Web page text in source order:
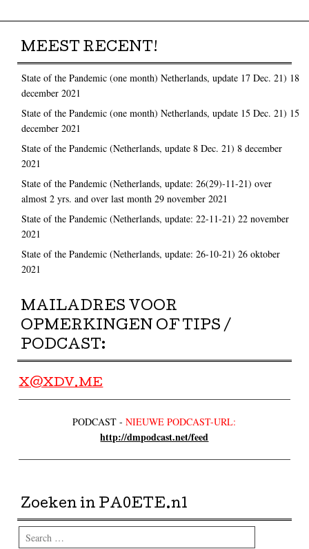
MEEST RECENT!
State of the Pandemic (one month) Netherlands, update 17 Dec. 21) 18
december 2021
State of the Pandemic (one month) Netherlands, update 15 Dec. 21) 15
december 2021
State of the Pandemic (Netherlands, update 8 Dec. 21) 8 december
2021
State of the Pandemic (Netherlands, update: 26(29)-11-21) over
almost 2 yrs. and over last month 29 november 2021
State of the Pandemic (Netherlands, update: 22-11-21) 22 november
2021
State of the Pandemic (Netherlands, update: 26-10-21) 26 oktober
2021
MAILADRES VOOR
OPMERKINGEN OF TIPS /
PODCAST:
X@XDV.ME
PODCAST -NIEUWE PODCAST-URL:
http://dmpodcast.net/feed
Zoeken in PA0ETE.nl
Search